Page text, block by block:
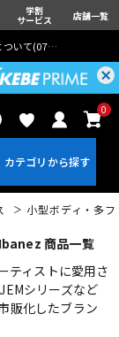
学割
サービス 店舗一覧
ついて(07月29日
0
ギ/エレアコ
小型ボディ・多
商品一覧
ティストに愛用さ
シリーズなど
販化したブラン